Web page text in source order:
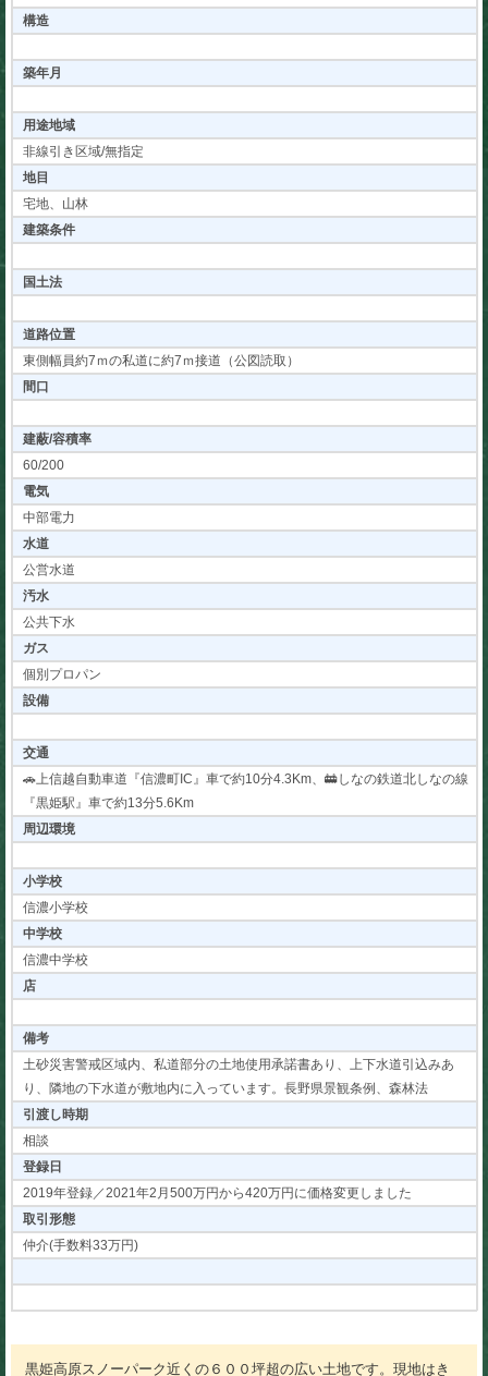
構造
築年月
用途地域
非線引き区域/無指定
地目
宅地、山林
建築条件
国土法
道路位置
東側幅員約7ｍの私道に約7ｍ接道（公図読取）
間口
建蔽/容積率
60/200
電気
中部電力
水道
公営水道
汚水
公共下水
ガス
個別プロパン
設備
交通
🚗上信越自動車道『信濃町IC』車で約10分4.3Km、🚋しなの鉄道北しなの線
『黒姫駅』車で約13分5.6Km
周辺環境
小学校
信濃小学校
中学校
信濃中学校
店
備考
土砂災害警戒区域内、私道部分の土地使用承諾書あり、上下水道引込みあ
り、隣地の下水道が敷地内に入っています。長野県景観条例、森林法
引渡し時期
相談
登録日
2019年登録／2021年2月500万円から420万円に価格変更しました
取引形態
仲介(手数料33万円)
黒姫高原スノーパーク近くの６００坪超の広い土地です。現地はき